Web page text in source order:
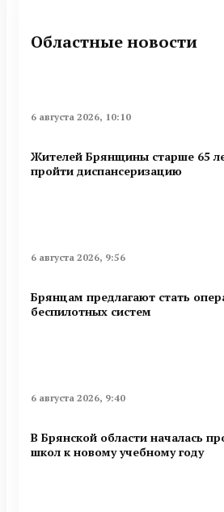
Областные новости
6 августа 2026, 10:10
Жителей Брянщины старше 65
пройти диспансеризацию
6 августа 2026, 9:56
Брянцам предлагают стать
беспилотных систем
6 августа 2026, 9:40
В Брянской области началась
школ к новому учебному году